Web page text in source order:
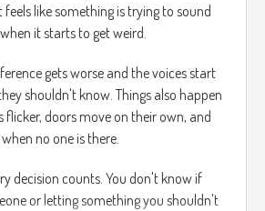
like something is trying to sound
it starts to get weird.
gets worse and the voices start
shouldn't know. Things also happen
flicker, doors move on their own, and
no one is there.
decision counts. You don't know if
or letting something you shouldn't